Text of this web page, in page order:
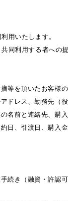
用いたします。
同利用する者への提
等を頂いたお客様の
ドレス、勤務先（役
名前と連絡先、購入
日、引渡日、購入金
続き（融資・許認可